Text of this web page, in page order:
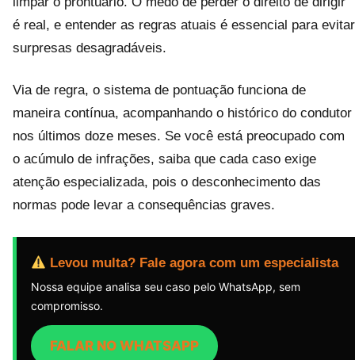
é real, e entender as regras atuais é essencial para evitar
surpresas desagradáveis.
Via de regra, o sistema de pontuação funciona de
maneira contínua, acompanhando o histórico do condutor
nos últimos doze meses. Se você está preocupado com
o acúmulo de infrações, saiba que cada caso exige
atenção especializada, pois o desconhecimento das
normas pode levar a consequências graves.
Levou multa? Fale agora com um especialista
Nossa equipe analisa seu caso pelo WhatsApp, sem
compromisso.
FALAR NO WHATSAPP